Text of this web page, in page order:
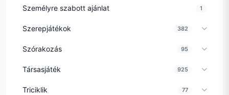
Személyre szabott ajánlat 1
Szerepjátékok 382
Szórakozás 95
Társasjáték 925
Triciklik 77